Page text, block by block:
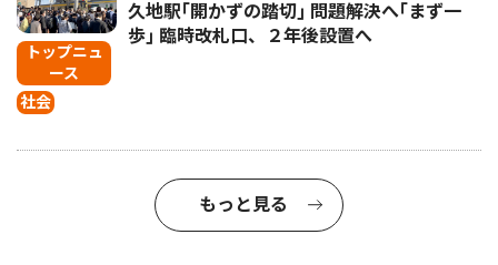
トップニュ
ース
社会
久地駅｢開かずの踏切｣ 問題解決へ｢まず一
歩｣ 臨時改札口、２年後設置へ
もっと見る